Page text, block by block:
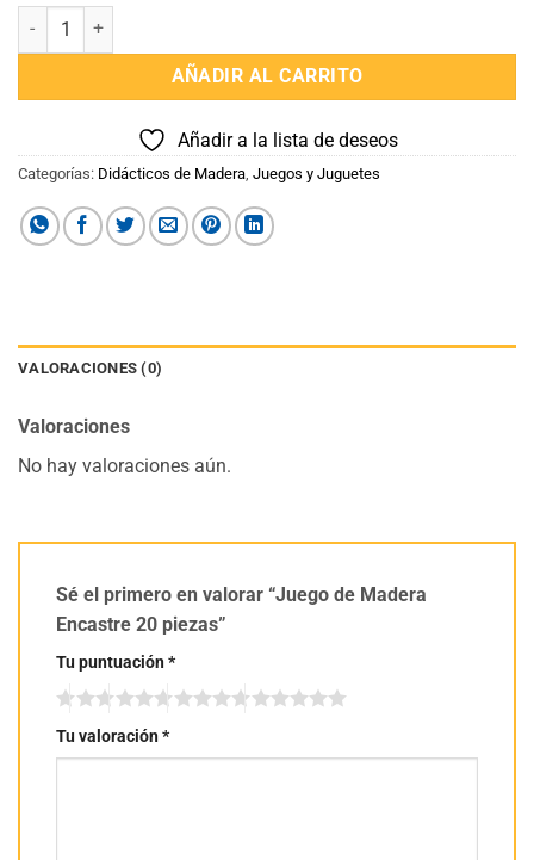
Juego de Madera Encastre 20 piezas cantidad
AÑADIR AL CARRITO
Añadir a la lista de deseos
Categorías: Didácticos de Madera Juegos y Juguetes
VALORACIONES (0)
Valoraciones
No hay valoraciones aún.
Sé el primero en valorar “Juego de Madera
Encastre 20 piezas”
Tu puntuación*
Tu valoración*